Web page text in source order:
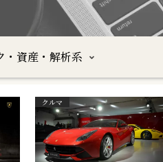
・資産・解析系
クルマ